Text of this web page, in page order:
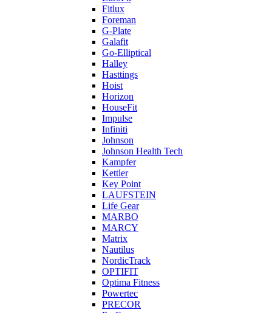
Fitlux
Foreman
G-Plate
Galafit
Go-Elliptical
Halley
Hasttings
Hoist
Horizon
HouseFit
Impulse
Infiniti
Johnson
Johnson Health Tech
Kampfer
Kettler
Key Point
LAUFSTEIN
Life Gear
MARBO
MARCY
Matrix
Nautilus
NordicTrack
OPTIFIT
Optima Fitness
Powertec
PRECOR